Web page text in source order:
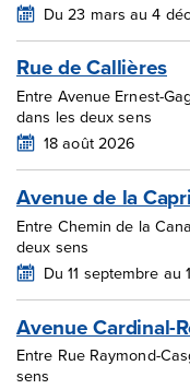
Du 23 mars au 4
Rue de Callières
Entre Avenue Ernest-
dans les deux sens
18 août 2026
Avenue de la
Entre Chemin de la
deux sens
Du 11 septembre
Avenue Cardinal-
Entre Rue Raymond-
sens